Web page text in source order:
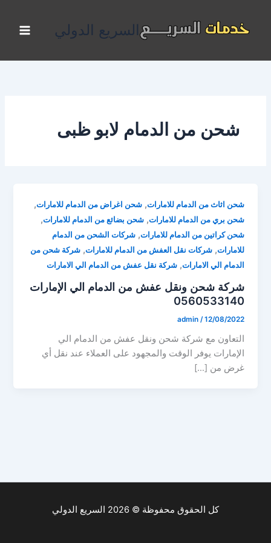
المحتوى
السريع الدولي
شحن من الدمام لابو ظبى
شحن اثاث من الدمام للامارات,شحن اغراض من الدمام للامارات,
شحن بري من الدمام للامارات,شحن بضائع من الدمام للامارات,
شحن كراتين من الدمام للامارات,شركات الشحن من الدمام
للامارات,شركات نقل العفش من الدمام للامارات,شركة شحن من
الدمام الي الامارات,شركة نقل عفش من الدمام الي الامارات
شركة شحن ونقل عفش من الدمام الي الإمارات
0560533140
admin /12/08/2022
التعاون مع شركة شحن ونقل عفش من الدمام الي
الإمارات يوفر الوقت والمجهود على العملاء عند نقل أي
غرض من […]
كل الحقوق محفوظة © 2026 السريع الدولي